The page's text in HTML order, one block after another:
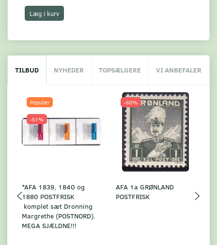
Læg i kurv
TILBUD NYHEDER TOPSÆLGERE VI ANBEFALER
Populær
-51%
*AFA 1839, 1840 og
1880 POSTFRISK
komplet sæt Dronning
Margrethe (POSTNORD).
MEGA SJÆLDNE!!!
-50%
AFA 1a GRØNLAND
POSTFRISK